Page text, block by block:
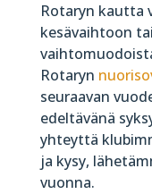
Rotaryn kautta
kesävaihtoon
Rotaryn
seuraavan
edeltävänä
yhteyttä
ja kysy,
vuonna.